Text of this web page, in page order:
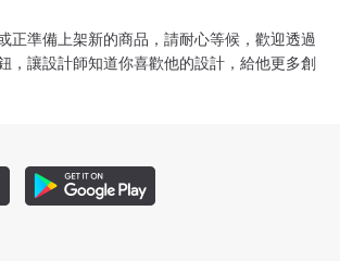
正準備上架新的商品，請耐心等候，歡迎透過
，讓設計師知道你喜歡他的設計，給他更多創